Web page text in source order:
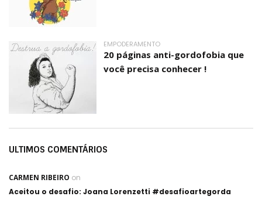
EMPODERAMENTO
20 páginas anti-gordofobia que
você precisa conhecer !
ULTIMOS COMENTÁRIOS
CARMEN RIBEIRO on
Aceitou o desafio: Joana Lorenzetti #desafioartegorda